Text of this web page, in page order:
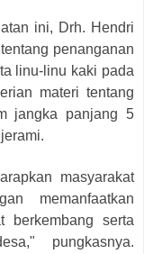
ini, Drh. Hendri
penanganan
linu-linu kaki pada
materi tentang
jangka panjang 5
masyarakat
memanfaatkan
berkembang serta
pungkasnya.